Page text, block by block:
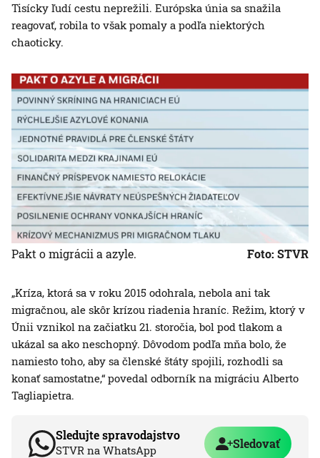
Tisícky ľudí cestu neprežili. Európska únia sa snažila
reagovať, robila to však pomaly a podľa niektorých
chaoticky.
Pakt o migrácii a azyle. Foto: STVR
„Kríza, ktorá sa v roku 2015 odohrala, nebola ani tak
migračnou, ale skôr krízou riadenia hraníc. Režim, ktorý v
Únii vznikol na začiatku 21. storočia, bol pod tlakom a
ukázal sa ako neschopný. Dôvodom podľa mňa bolo, že
namiesto toho, aby sa členské štáty spojili, rozhodli sa
konať samostatne,“ povedal odborník na migráciu Alberto
Tagliapietra.
Sledujte spravodajstvo
STVR na WhatsApp Sledovať